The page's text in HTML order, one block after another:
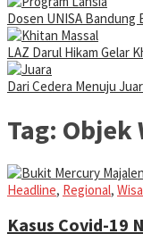
Dosen UNISA Bandung
LAZ Darul Hikam Gelar
Dari Cedera Menuju
Tag: Objek
Headline, Regional,
Kasus Covid-19